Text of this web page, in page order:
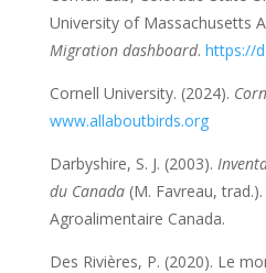
University of Massachusetts
Migration dashboard. https://
Cornell University. (2024).
www.allaboutbirds.org
Darbyshire, S. J. (2003).
du Canada(M. Favreau,
Agroalimentaire Canada.
Des Rivières, P. (2020). Le